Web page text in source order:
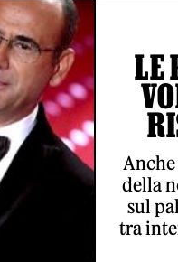
LE
Anche
della
sul
tra